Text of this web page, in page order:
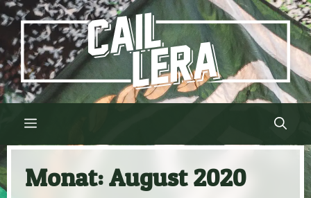
Zum
Inhalt
springen
Menü
Monat:August 2020